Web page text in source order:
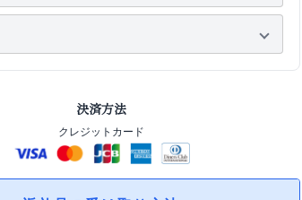
決済方法
クレジットカード